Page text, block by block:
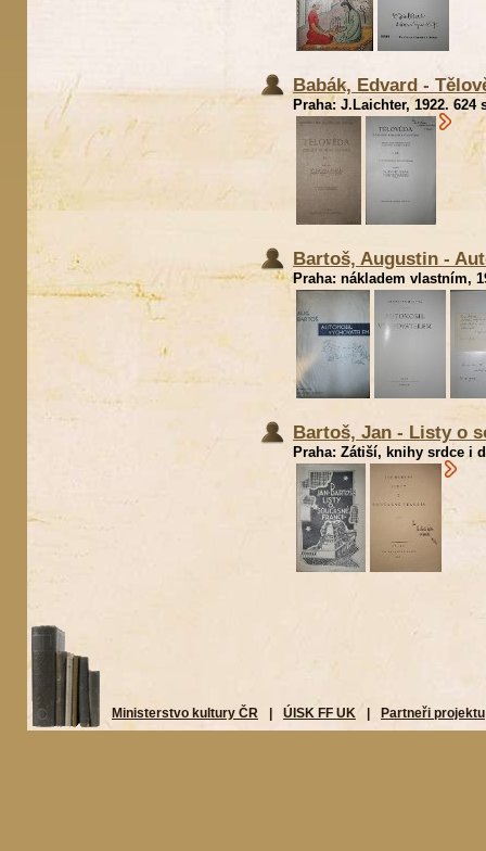
Babák, Edvard -
Praha: J.Laichter, 1922. 624
Bartoš, Augustin -
Praha: nákladem vlastním,
Bartoš, Jan - Listy o
Praha: Zátiší, knihy srdce i
Ministerstvo kultury ČR ÚISK FF UK Partneři projektu